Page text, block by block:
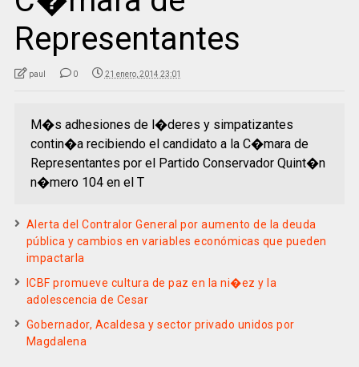
Representantes
paul 0 21 enero, 2014 23:01
M�s adhesiones de l�deres y simpatizantes
contin�a recibiendo el candidato a la C�mara de
Representantes por el Partido Conservador Quint�n
n�mero 104 en el T
Alerta del Contralor General por aumento de la deuda
pública y cambios en variables económicas que pueden
impactarla
ICBF promueve cultura de paz en la ni�ez y la
adolescencia de Cesar
Gobernador, Acaldesa y sector privado unidos por
Magdalena